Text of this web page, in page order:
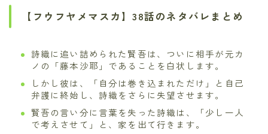
【フウフヤメマスカ】38話のネタバレまとめ
詩織に追い詰められた賢吾は、ついに相手が元カ
ノの「藤本沙耶」であることを白状します。
しかし彼は、「自分は巻き込まれただけ」と自己
弁護に終始し、詩織をさらに失望させます。
賢吾の言い分に言葉を失った詩織は、「少し一人
で考えさせて」と、家を出て行きます。